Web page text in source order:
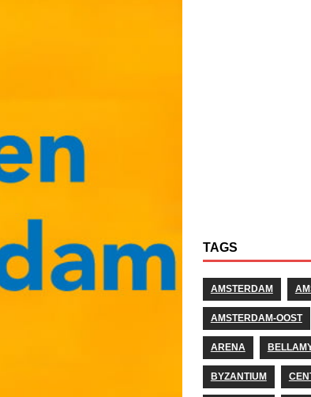
TAGS
AMSTERDAM
AMSTERDAM-OOST
ARENA
BYZANTIUM